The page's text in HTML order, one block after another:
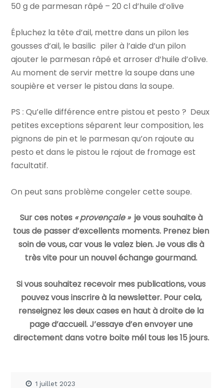
50 g de parmesan râpé – 20 cl d’huile d’olive
Épluchez la tête d’ail, mettre dans un pilon les
gousses d’ail, le basilic piler à l’aide d’un pilon
ajouter le parmesan râpé et arroser d’huile d’olive.
Au moment de servir mettre la soupe dans une
soupière et verser le pistou dans la soupe.
PS : Qu’elle différence entre pistou et pesto ? Deux
petites exceptions séparent leur composition, les
pignons de pin et le parmesan qu’on rajoute au
pesto et dans le pistou le rajout de fromage est
facultatif.
On peut sans problème congeler cette soupe.
Sur ces notes« provençale » je vous souhaite à
tous de passer d’excellents moments. Prenez bien
soin de vous, car vous le valez bien. Je vous dis à
très vite pour un nouvel échange gourmand.
Si vous souhaitez recevoir mes publications, vous
pouvez vous inscrire à la newsletter. Pour cela,
renseignez les deux cases en haut à droite de la
page d’accueil. J’essaye d’en envoyer une
directement dans votre boite mél tous les 15 jours.
1 juillet 2023